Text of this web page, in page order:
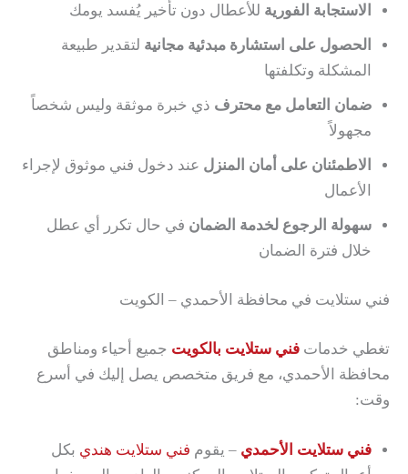
الاستجابة الفورية للأعطال دون تأخير يُفسد يومك
الحصول على استشارة مبدئية مجانية لتقدير طبيعة
المشكلة وتكلفتها
ضمان التعامل مع محترف ذي خبرة موثقة وليس شخصاً
مجهولاً
الاطمئنان على أمان المنزل عند دخول فني موثوق لإجراء
الأعمال
سهولة الرجوع لخدمة الضمان في حال تكرر أي عطل
خلال فترة الضمان
فني ستلايت في محافظة الأحمدي – الكويت
تغطي خدمات فني ستلايت بالكويت جميع أحياء ومناطق
محافظة الأحمدي، مع فريق متخصص يصل إليك في أسرع
وقت:
فني ستلايت الأحمدي – يقوم فني ستلايت هندي بكل